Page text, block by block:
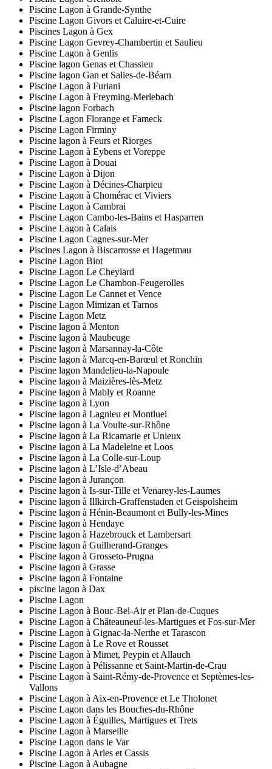
Piscine Lagon à Grande-Synthe
Piscine Lagon Givors et Caluire-et-Cuire
Piscines Lagon à Gex
Piscine Lagon Gevrey-Chambertin et Saulieu
Piscine Lagon à Genlis
Piscine lagon Genas et Chassieu
Piscine lagon Gan et Salies-de-Béarn
Piscine Lagon à Furiani
Piscine Lagon à Freyming-Merlebach
Piscine lagon Forbach
Piscine Lagon Florange et Fameck
Piscine Lagon Firminy
Piscine lagon à Feurs et Riorges
Piscine Lagon à Eybens et Voreppe
Piscine Lagon à Douai
Piscine Lagon à Dijon
Piscine Lagon à Décines-Charpieu
Piscine Lagon à Chomérac et Viviers
Piscine Lagon à Cambrai
Piscine Lagon Cambo-les-Bains et Hasparren
Piscine Lagon à Calais
Piscine Lagon Cagnes-sur-Mer
Piscines Lagon à Biscarrosse et Hagetmau
Piscine Lagon Biot
Piscine Lagon Le Cheylard
Piscine Lagon Le Chambon-Feugerolles
Piscine Lagon Le Cannet et Vence
Piscine Lagon Mimizan et Tarnos
Piscine Lagon Metz
Piscine lagon à Menton
Piscine lagon à Maubeuge
Piscine lagon à Marsannay-la-Côte
Piscine lagon à Marcq-en-Barœul et Ronchin
Piscine lagon Mandelieu-la-Napoule
Piscine lagon à Maizières-lès-Metz
Piscine lagon à Mably et Roanne
Piscine lagon à Lyon
Piscine lagon à Lagnieu et Montluel
Piscine lagon à La Voulte-sur-Rhône
Piscine lagon à La Ricamarie et Unieux
Piscine lagon à La Madeleine et Loos
Piscine lagon à La Colle-sur-Loup
Piscine lagon à L’Isle-d’Abeau
Piscine lagon à Jurançon
Piscine lagon à Is-sur-Tille et Venarey-les-Laumes
Piscine lagon à Illkirch-Graffenstaden et Geispolsheim
Piscine lagon à Hénin-Beaumont et Bully-les-Mines
Piscine lagon à Hendaye
Piscine lagon à Hazebrouck et Lambersart
Piscine lagon à Guilherand-Granges
Piscine lagon à Grosseto-Prugna
Piscine lagon à Grasse
Piscine lagon à Fontaine
piscine lagon à Dax
Piscine Lagon
Piscine Lagon à Bouc-Bel-Air et Plan-de-Cuques
Piscine Lagon à Châteauneuf-les-Martigues et Fos-sur-Mer
Piscine Lagon à Gignac-la-Nerthe et Tarascon
Piscine Lagon à Le Rove et Rousset
Piscine Lagon à Mimet, Peypin et Allauch
Piscine Lagon à Pélissanne et Saint-Martin-de-Crau
Piscine Lagon à Saint-Rémy-de-Provence et Septèmes-les-
Vallons
Piscine Lagon à Aix-en-Provence et Le Tholonet
Piscine Lagon dans les Bouches-du-Rhône
Piscine Lagon à Éguilles, Martigues et Trets
Piscine Lagon à Marseille
Piscine Lagon dans le Var
Piscine Lagon à Arles et Cassis
Piscine Lagon à Aubagne